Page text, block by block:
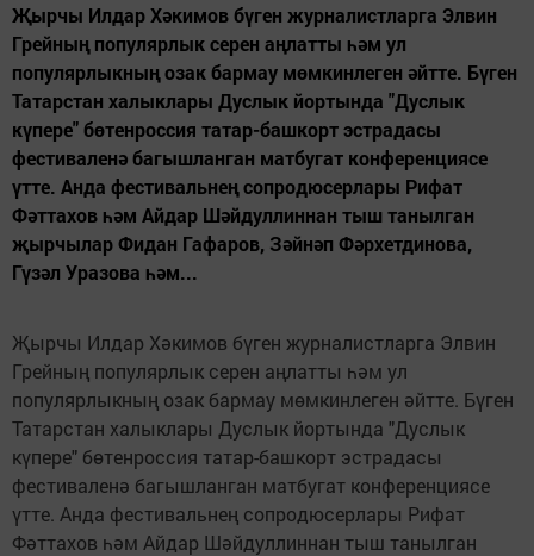
Җырчы Илдар Хәкимов бүген журналистларга Элвин
Грейның популярлык серен аңлатты һәм ул
популярлыкның озак бармау мөмкинлеген әйтте. Бүген
Татарстан халыклары Дуслык йортында "Дуслык
күпере" бөтенроссия татар-башкорт эстрадасы
фестиваленә багышланган матбугат конференциясе
үтте. Анда фестивальнең сопродюсерлары Рифат
Фәттахов һәм Айдар Шәйдуллиннан тыш танылган
җырчылар Фидан Гафаров, Зәйнәп Фәрхетдинова,
Гүзәл Уразова һәм...
Җырчы Илдар Хәкимов бүген журналистларга Элвин
Грейның популярлык серен аңлатты һәм ул
популярлыкның озак бармау мөмкинлеген әйтте. Бүген
Татарстан халыклары Дуслык йортында "Дуслык
күпере" бөтенроссия татар-башкорт эстрадасы
фестиваленә багышланган матбугат конференциясе
үтте. Анда фестивальнең сопродюсерлары Рифат
Фәттахов һәм Айдар Шәйдуллиннан тыш танылган